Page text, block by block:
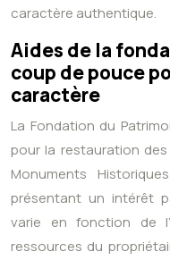
caractère authentique.
Aides de la
coup de pouce
caractère
La Fondation du
pour la restauration
Monuments
présentant un intérêt
varie en fonction de
ressources du